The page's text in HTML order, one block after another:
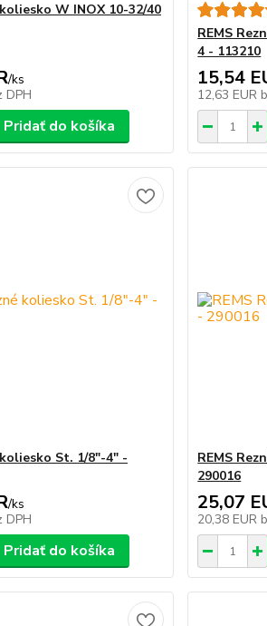
W INOX 10-32/40
/ks
DPH
Pridať do košíka
REMS
4 - 113210
15,54
12,63 EUR
koliesko St. 1/8"-4" -
/ks
DPH
Pridať do košíka
REMS
290016
25,07
20,38 EUR